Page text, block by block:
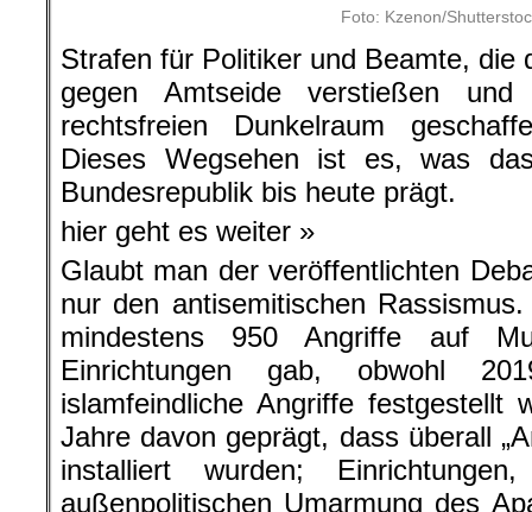
Foto: Kzenon/
Strafen für Politiker und Beamte, die
gegen Amtseide verstießen
rechtsfreien Dunkelraum
Dieses Wegsehen ist es, was
Bundesrepublik bis heute prägt.
hier geht es weiter »
Glaubt man der veröffentlichten
nur den antisemitischen
mindestens 950 Angriffe auf
Einrichtungen gab, obwohl
islamfeindliche Angriffe festgestellt
Jahre davon geprägt, dass überall
installiert wurden;
außenpolitischen Umarmung des